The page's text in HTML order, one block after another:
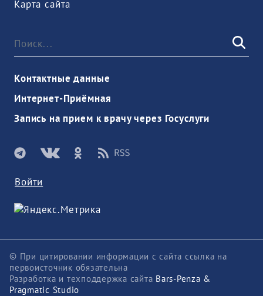
Карта сайта
Контактные данные
Интернет-Приёмная
Запись на прием к врачу через Госуслуги
Войти
© При цитировании информации с сайта ссылка на
первоисточник обязательна
Разработка и техподдержка сайта Bars-Penza &
Pragmatic Studio